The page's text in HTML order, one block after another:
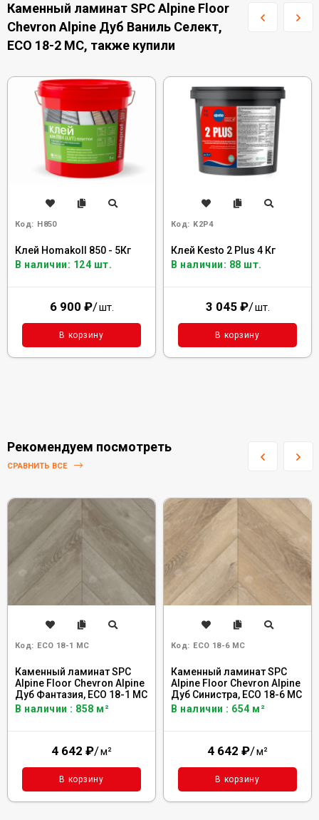
Каменный ламинат SPC Alpine Floor
Chevron Alpine Дуб Ваниль Селект,
ECO 18-2 MC, также купили
Код: H850
Клей Homakoll 850 - 5Кг
В наличии: 124 шт.
6 900 ₽/шт.
В корзину
Код: K2P4
Клей Kesto 2 Plus 4 Кг
В наличии: 88 шт.
3 045 ₽/шт.
В корзину
Рекомендуем посмотреть
СРАВНИТЬ ВСЕ
Код: ECO 18-1 MC
Каменный ламинат SPC
Alpine Floor Chevron Alpine
Дуб Фантазия, ECO 18-1 MC
В наличии : 858 м²
4 642 ₽/м²
В корзину
Код: ECO 18-6 MC
Каменный ламинат SPC
Alpine Floor Chevron Alpine
Дуб Синистра, ECO 18-6 MC
В наличии : 654 м²
4 642 ₽/м²
В корзину